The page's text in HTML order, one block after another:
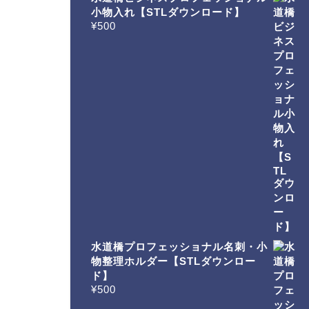
小物入れ【STLダウンロード】
¥500
水道橋プロフェッショナル名刺・小
物整理ホルダー【STLダウンロー
ド】
¥500